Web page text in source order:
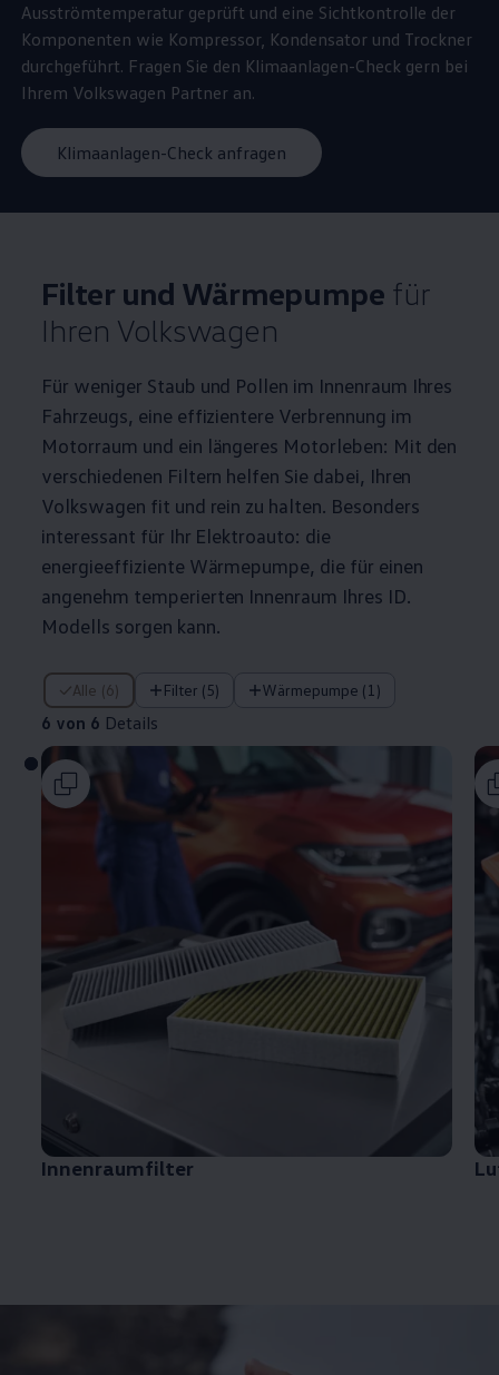
Ausströmtemperatur geprüft und eine Sichtkontrolle der
Komponenten wie Kompressor, Kondensator und Trockner
durchgeführt. Fragen Sie den Klimaanlagen-Check gern bei
Ihrem Volkswagen Partner an.
Klimaanlagen-Check anfragen
Filter und Wärmepumpe für
Ihren Volkswagen
Für weniger Staub und Pollen im Innenraum Ihres
Fahrzeugs, eine effizientere Verbrennung im
Motorraum und ein längeres Motorleben: Mit den
verschiedenen Filtern helfen Sie dabei, Ihren
Volkswagen fit und rein zu halten. Besonders
interessant für Ihr Elektroauto: die
energieeffiziente Wärmepumpe, die für einen
angenehm temperierten Innenraum Ihres ID.
Modells sorgen kann.
Alle (6) Filter (5) Wärmepumpe (1)
6 von 6 Details
6 von 6 Details
Innenraumfilter